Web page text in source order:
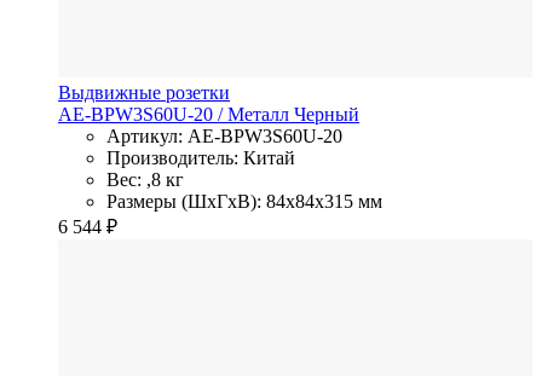
Выдвижные розетки
AE-BPW3S60U-20 / Металл Черный
Артикул: AE-BPW3S60U-20
Производитель: Китай
Вес: ,8 кг
Размеры (ШхГхВ): 84x84x315 мм
6 544 ₽